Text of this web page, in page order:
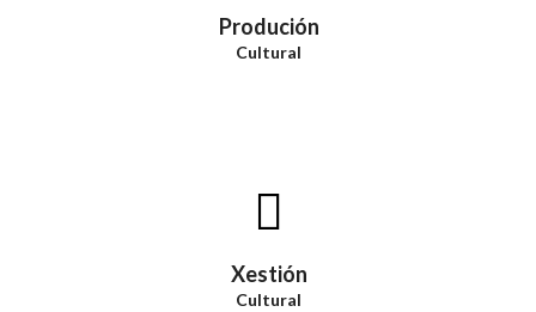
Produción
Cultural
Xestión
Cultural